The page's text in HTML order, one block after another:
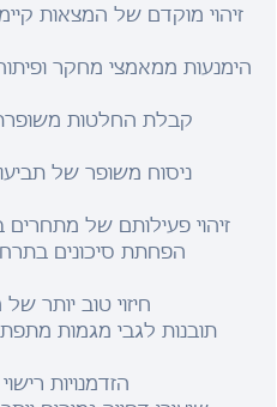
זיהוי מוקדם של המצאות
הימנעות ממאמצי מחקר
קבלת החלטות
ניסוח משופר של
זיהוי פעילותם של מתחרים
הפחתת סיכונים
חיזוי טוב יותר
תובנות לגבי מגמות
הזדמנויות